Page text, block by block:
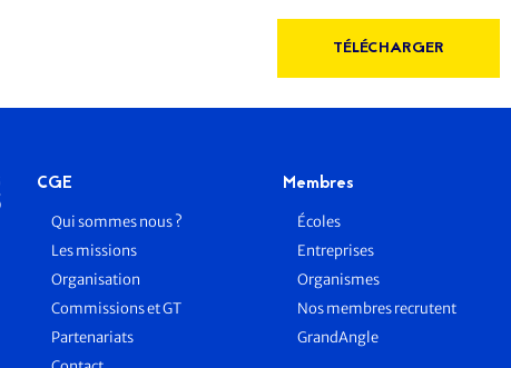
TÉLÉCHARGER
CGE
Qui sommes nous ?
Les missions
Organisation
Commissions et GT
Partenariats
Membres
Écoles
Entreprises
Organismes
Nos membres recrutent
GrandAngle